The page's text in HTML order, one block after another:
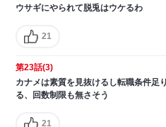
ウサギにやられて脱兎はウケるわ
21
第23話(3)
カナメは素質を見抜けるし転職条件足
る、回数制限も無さそう
21